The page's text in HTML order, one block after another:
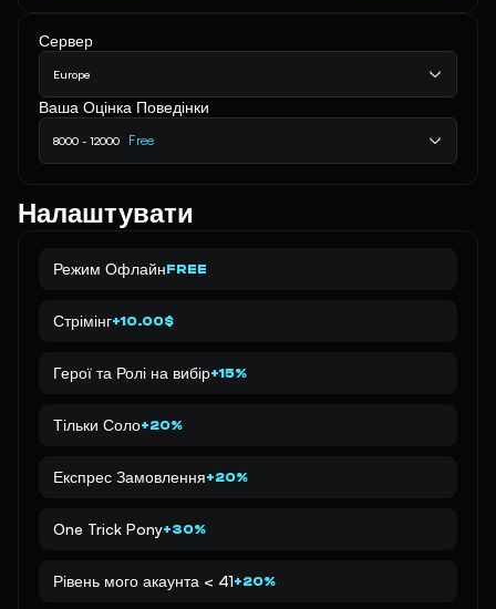
Сервер
Europe
Ваша Оцінка Поведінки
8000 - 12000 Free
Налаштувати
Режим ОфлайнFREE
Стрімінг+10.00$
Герої та Ролі на вибір+15%
Тільки Соло+20%
Експрес Замовлення+20%
One Trick Pony+30%
Рівень мого акаунта < 41+20%